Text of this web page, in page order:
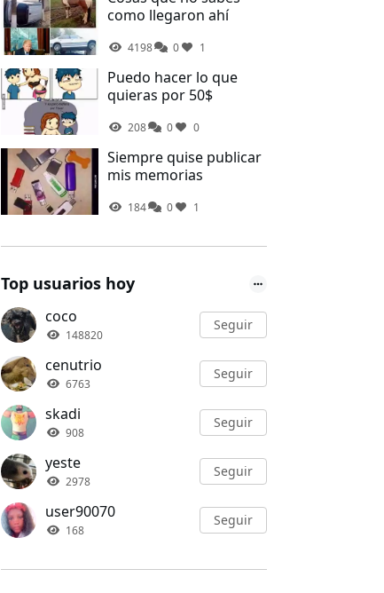
como llegaron ahí
4198 0 1
Puedo hacer lo que
quieras por 50$
208 0 0
Siempre quise publicar
mis memorias
184 0 1
Top usuarios hoy
coco
148820
Seguir
cenutrio
6763
Seguir
skadi
908
Seguir
yeste
2978
Seguir
user90070
168
Seguir